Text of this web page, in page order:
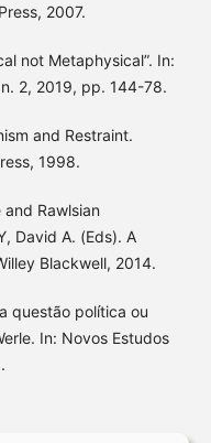
2007.
not Metaphysical”. In:
2, 2019, pp. 144-78.
and Restraint.
1998.
Rawlsian
David A. (Eds). A
Blackwell, 2014.
questão política ou
In: Novos Estudos